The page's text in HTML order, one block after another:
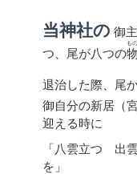
当神社の 御
つ、尾が八つの
も
退治した際、尾
御自分の新居（
迎える時に
「八雲立つ 出
を」